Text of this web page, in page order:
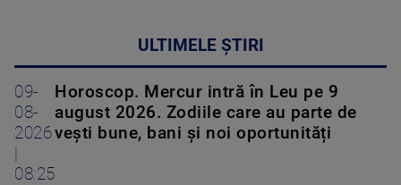
ULTIMELE ȘTIRI
09-
08-
2026
|
08:25
Horoscop. Mercur intră în Leu pe 9
august 2026. Zodiile care au parte de
vești bune, bani și noi oportunități